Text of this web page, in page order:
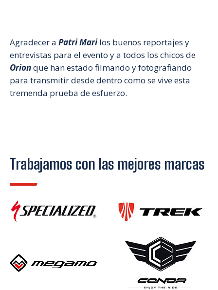
Agradecer a Patri Marilos buenos reportajes y
entrevistas para el evento y a todos los chicos de
Orionque han estado filmando y fotografiando
para transmitir desde dentro como se vive esta
tremenda prueba de esfuerzo.
Trabajamos con las mejores marcas